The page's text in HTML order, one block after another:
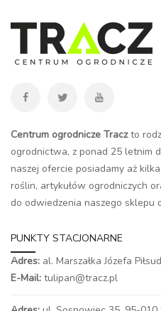
Centrum ogrodnicze Traczto
ogrodnictwa, z ponad 25 letnim
naszej ofercie posiadamy aż
roślin, artykułów ogrodniczych
do odwiedzenia naszego sklepu
PUNKTY STACJONARNE
Adres: al. Marszałka Józefa
E-Mail: tulipan@tracz.pl